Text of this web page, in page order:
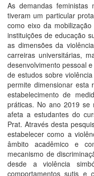
As demandas feministas
tiveram um particular
como eixo da
instituições de educação
as dimensões da
carreiras universitárias,
desenvolvimento pessoal
de estudos sobre
permite dimensionar esta
estabelecimento de
práticas. No ano 2019 se
afeta a estudantes do
Prat. Através desta
estabelecer como a
âmbito acadêmico e
mecanismo de
desde a violência
comportamentos sutis e